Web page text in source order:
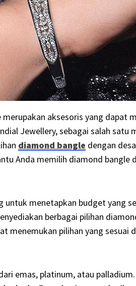
aksesoris yang dapat
Jewellery, sebagai salah satu
diamond bangle dengan
Anda memilih diamond bangle
untuk menetapkan budget yang
berbagai pilihan
menemukan pilihan yang sesuai
emas, platinum, atau